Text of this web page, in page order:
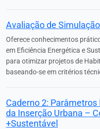
Avaliação de
Oferece conhecimentos
em Eficiência Energética e
para otimizar projetos de
baseando-se em critérios
Caderno 2:
da Inserção Urbana –
+Sustentável